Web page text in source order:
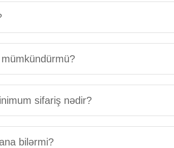
mümkündürmü?
sifariş nədir?
bilərmi?